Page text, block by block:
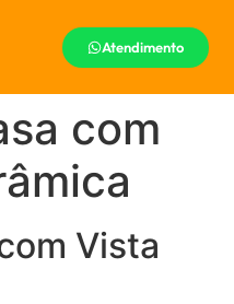
Atendimento
com
Vista